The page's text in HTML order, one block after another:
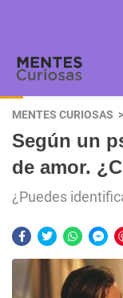
MENTES CURIOSAS
Según un
de amor.
¿Puedes